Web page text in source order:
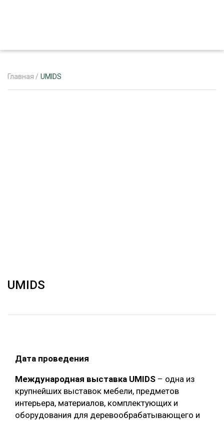
ЛЕСОВОССТАНОВЛЕНИЕ И ЗАЩИТА
ЛЕСОПИЛЕНИЕ
ДЕРЕВЯННОЕ ДОМОСТРОЕНИЕ
ТЕМАТИЧЕСКИЕ ПРОЕКТЫ
Главная / UMIDS
UMIDS
Дата проведения
Международная выставка UMIDS – одна из
крупнейших выставок мебели, предметов
интерьера, материалов, комплектующих и
оборудования для деревообрабатывающего и